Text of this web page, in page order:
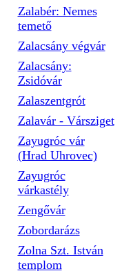
Zalabér: Nemes
temető
Zalacsány végvár
Zalacsány:
Zsidóvár
Zalaszentgrót
Zalavár - Vársziget
Zayugróc vár
(Hrad Uhrovec)
Zayugróc
várkastély
Zengővár
Zobordarázs
Zolna Szt. István
templom